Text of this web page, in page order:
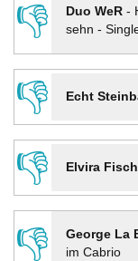
👎
Duo WeR-
sehn -
👎
Echt
👎
Elvira
👎
George La
im Cabrio